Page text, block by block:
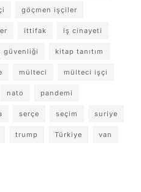
göçmen işçiler
ittifak iş cinayeti
güvenliği kitap tanıtım
mülteci mülteci işçi
nato pandemi
serçe seçim suriye
trump Türkiye van